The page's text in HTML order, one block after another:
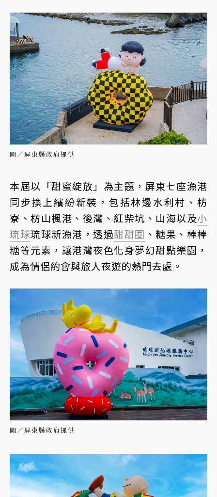
圖／屏東縣政府提供
本屆以「甜蜜綻放」為主題，屏東七座漁港
同步換上繽紛新裝，包括林邊水利村、枋
寮、枋山楓港、後灣、紅柴坑、山海以及小
琉球琉球新漁港，透過甜甜圈 、糖果、棒棒
糖等元素，讓港灣夜色化身夢幻甜點樂園，
成為情侶約會與旅人夜遊的熱門去處。
圖／屏東縣政府提供